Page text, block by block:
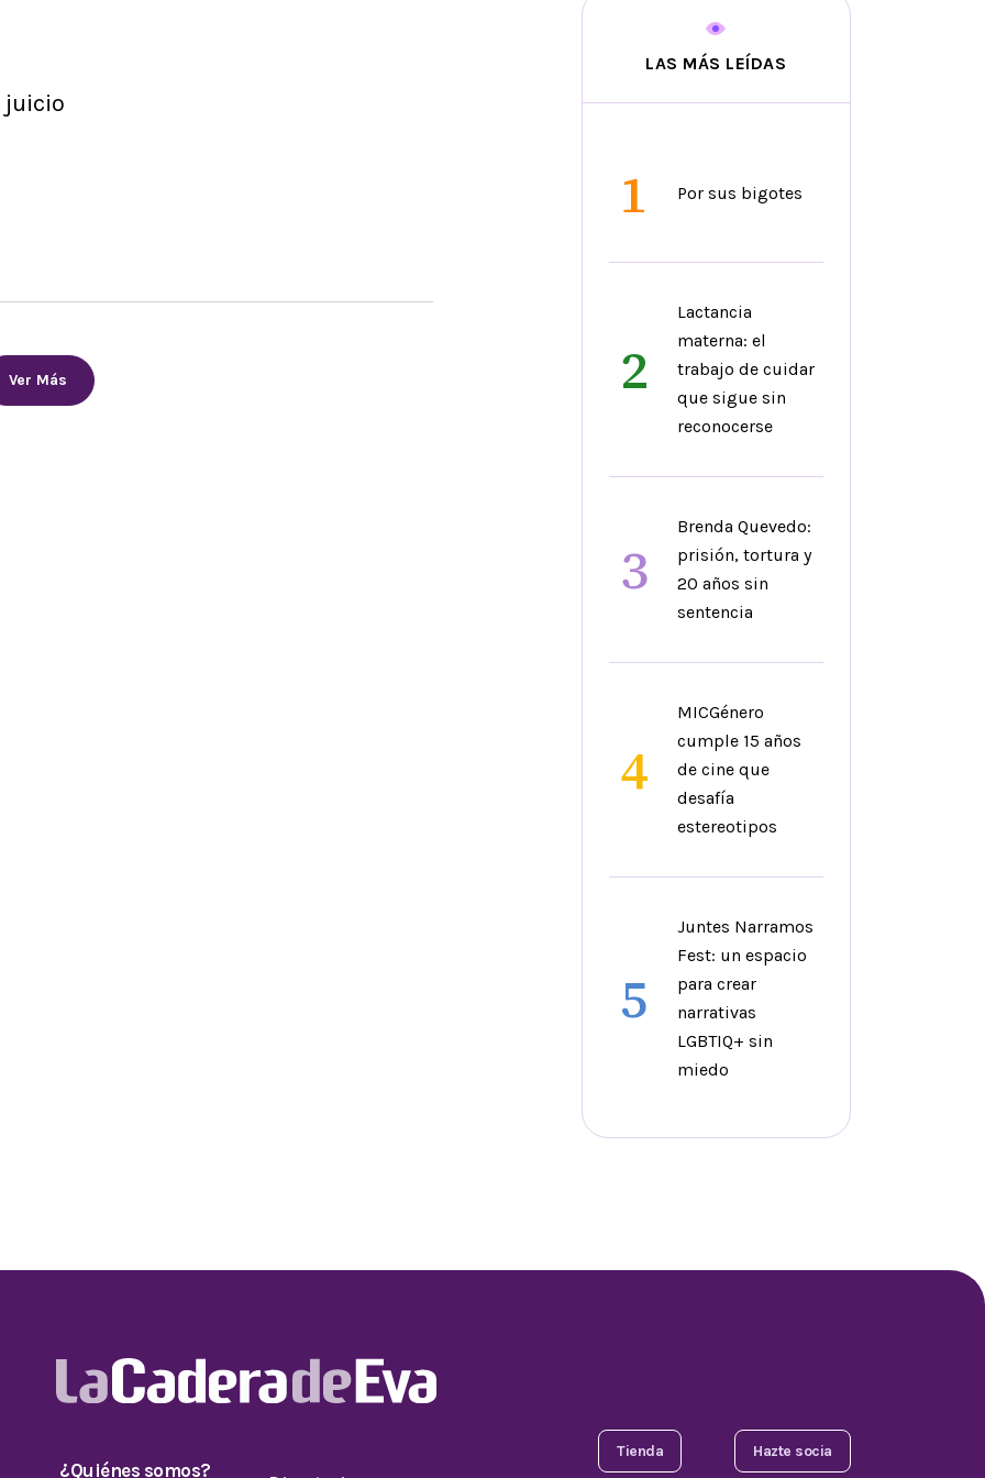
juicio
Ver Más
LAS MÁS LEÍDAS
1 Por sus bigotes
2
Lactancia
materna: el
trabajo de cuidar
que sigue sin
reconocerse
3
Brenda Quevedo:
prisión, tortura y
20 años sin
sentencia
4
MICGénero
cumple 15 años
de cine que
desafía
estereotipos
5
Juntes Narramos
Fest: un espacio
para crear
narrativas
LGBTIQ+ sin
miedo
¿Quiénes somos?
Tienda Hazte socia